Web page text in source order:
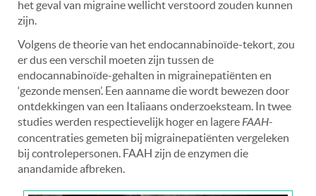
het geval van migraine wellicht verstoord zouden kunnen
zijn.
Volgens de theorie van het endocannabinoïde-tekort, zou
er dus een verschil moeten zijn tussen de
endocannabinoïde-gehalten in migrainepatiënten en
‘gezonde mensen’. Een aanname die wordt bewezen door
ontdekkingen van een Italiaans onderzoeksteam. In twee
studies werden respectievelijk hoger en lagere FAAH-
concentraties gemeten bij migrainepatiënten vergeleken
bij controlepersonen. FAAH zijn de enzymen die
anandamide afbreken.